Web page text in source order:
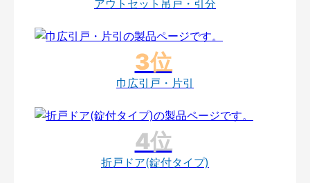
アウトセット吊戸・引分
巾広引戸・片引
折戸ドア(錠付タイプ)